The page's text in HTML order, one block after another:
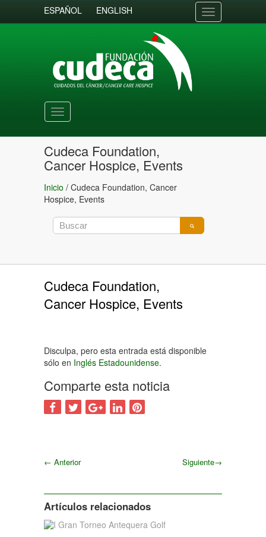
ESPAÑOL ENGLISH
Toggle
navigation
Toggle
navigation
Cudeca Foundation,
Cancer Hospice, Events
Inicio / Cudeca Foundation, Cancer
Hospice, Events
Cudeca Foundation,
Cancer Hospice, Events
Disculpa, pero esta entrada está disponible
sólo en Inglés Estadounidense.
Comparte esta noticia
← Anterior Siguiente→
Artículos relacionados